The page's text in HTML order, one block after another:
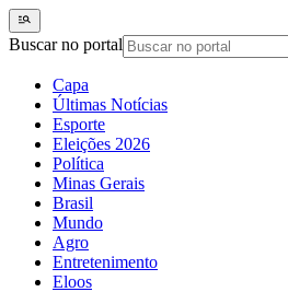
Buscar no portal
Capa
Últimas Notícias
Esporte
Eleições 2026
Política
Minas Gerais
Brasil
Mundo
Agro
Entretenimento
Eloos